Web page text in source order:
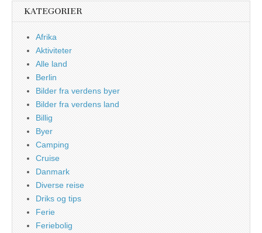
KATEGORIER
Afrika
Aktiviteter
Alle land
Berlin
Bilder fra verdens byer
Bilder fra verdens land
Billig
Byer
Camping
Cruise
Danmark
Diverse reise
Driks og tips
Ferie
Feriebolig